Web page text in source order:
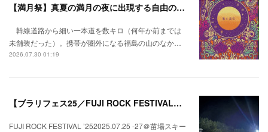
【満月祭】真夏の満月の夜に出現する自由の桃源郷。
幹線道路から細い一本道を数キロ（何年か前までは
未舗装だった）。携帯が圏外になる福島の山のなか…
2026.07.30 01:19
【ブラリフェス25／FUJI ROCK FESTIVAL】日本の夏にはフジロックが欠かせない。
FUJI ROCK FESTIVAL ’252025.07.25 -27＠苗場スキー